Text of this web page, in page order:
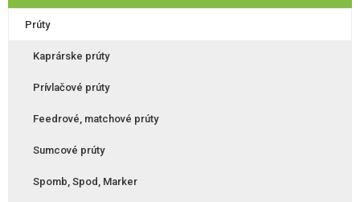
variants.
Prúty
Kaprárske prúty
Prívlačové prúty
Feedrové, matchové prúty
Sumcové prúty
Spomb, Spod, Marker